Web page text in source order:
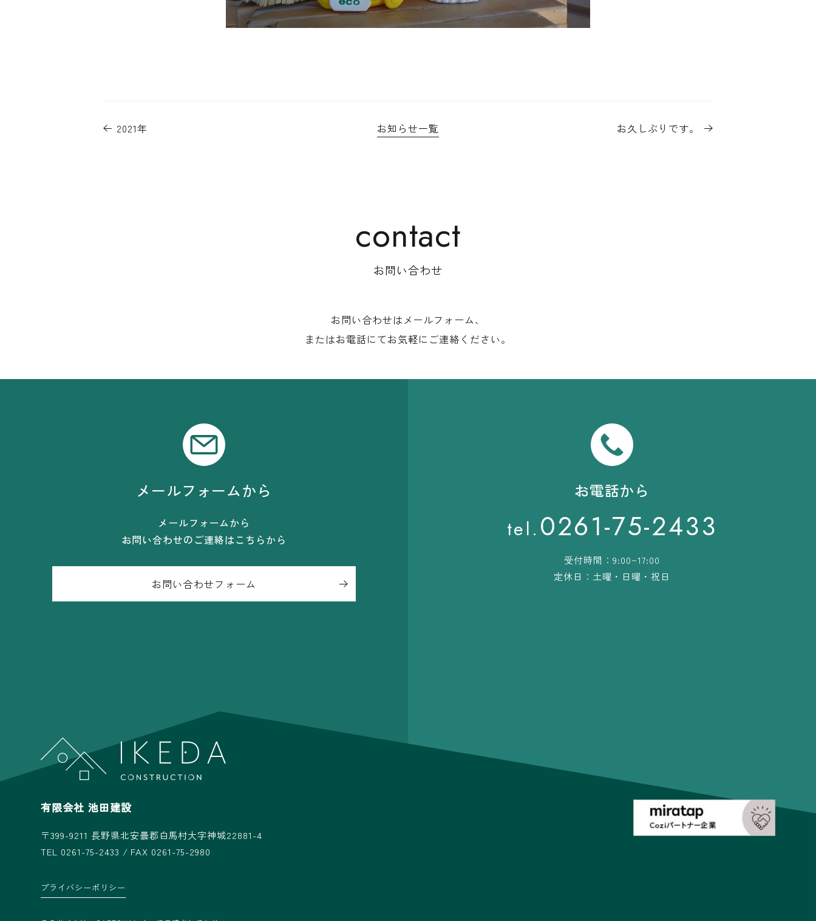
2021年 お知らせ一覧 お久しぶりです。
お問い合わせ
お問い合わせはメールフォーム、
またはお電話にてお気軽にご連絡ください。
メールフォームから
メールフォームから
お問い合わせのご連絡はこちらから
お問い合わせフォーム
お電話から
tel. 0261-75-2433
受付時間：9:00~17:00
定休日：土曜・日曜・祝日
有限会社 池田建設
〒399-9211 長野県北安曇郡白馬村大字神城22881-4
TEL 0261-75-2433 / FAX 0261-75-2980
プライバシーポリシー